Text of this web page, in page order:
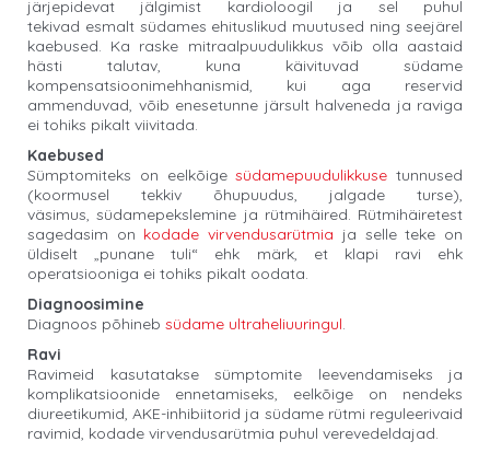
järjepidevat jälgimist kardioloogil ja sel puhul
tekivad esmalt südames ehituslikud muutused ning seejärel
kaebused. Ka raske mitraalpuudulikkus võib olla aastaid
hästi talutav, kuna käivituvad südame
kompensatsioonimehhanismid, kui aga reservid
ammenduvad, võib enesetunne järsult halveneda ja raviga
ei tohiks pikalt viivitada.
Kaebused
Sümptomiteks on eelkõigesüdamepuudulikkuse tunnused
(koormusel tekkiv õhupuudus, jalgade turse),
väsimus, südamepekslemine ja rütmihäired. Rütmihäiretest
sagedasim on kodade virvendusarütmia ja selle teke on
üldiselt „punane tuli“ ehk märk, et klapi ravi ehk
operatsiooniga ei tohiks pikalt oodata.
Diagnoosimine
Diagnoos põhineb südame ultraheliuuringul.
Ravi
Ravimeid kasutatakse sümptomite leevendamiseks ja
komplikatsioonide ennetamiseks, eelkõige on nendeks
diureetikumid, AKE-inhibiitorid ja südame rütmi reguleerivaid
ravimid, kodade virvendusarütmia puhul verevedeldajad.